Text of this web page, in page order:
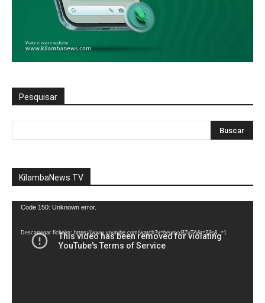
Pesquisar
KilambaNews TV
Reprodutor
vídeo
Code 150: Unknown error.
Descarregar ficheiro: https://www.youtube.com/watch?v=heunxxB7uTA&t=22s&_=1